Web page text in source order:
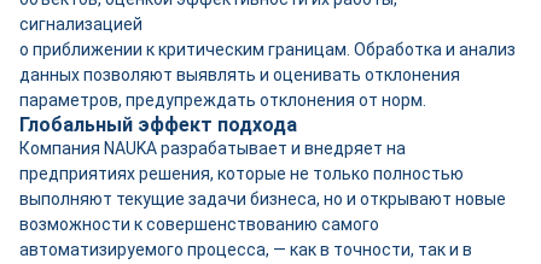
сигнализацией
о приближении к критическим границам. Обработка и анализ
данных позволяют выявлять и оценивать отклонения
параметров, предупреждать отклонения от норм.
Глобальный эффект подхода
Компания NAUKA разрабатывает и внедряет на
предприятиях решения, которые не только полностью
выполняют текущие задачи бизнеса, но и открывают новые
возможности к совершенствованию самого
автоматизируемого процесса, — как в точности, так и в